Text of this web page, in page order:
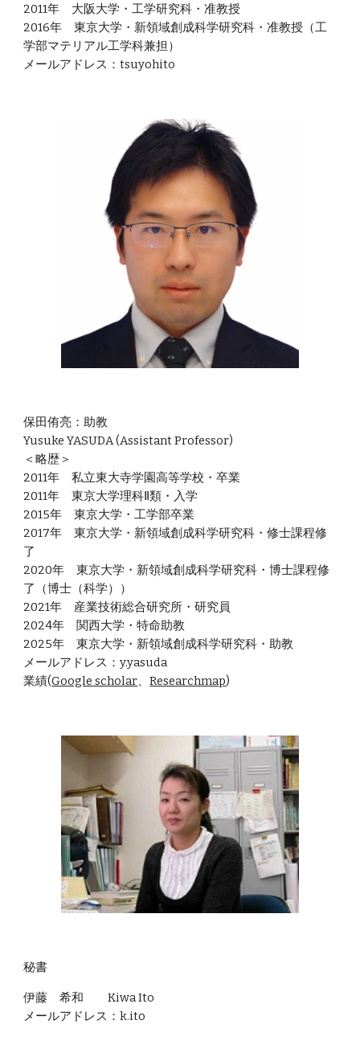
2011年 大阪大学・工学研究科・准教授
2016年 東京大学・新領域創成科学研究科・准教授（工
学部マテリアル工学科兼担 ）
メールアドレス：tsuyohito
保田侑亮 ：助教
Yusuke YASUDA (Assistant Professor)
＜略歴＞
2011年 私立東大寺学園高等学校・卒業
2011年 東京大学理科Ⅱ類・入学
2015年 東京大学・工学部卒業
2017年 東京大学・新領域創成科学研究科・修士課程修
了
2020年 東京大学・新領域創成科学研究科・博士課程修
了（博士（科学））
2021年 産業技術総合研究所・研究員
2024年 関西大学・特命助教
2025年 東京大学・新領域創成科学研究科・助教
メールアドレス：y.yasuda
業績(Google scholar、Researchmap)
秘書
伊藤 希和 Kiwa Ito
メールアドレス：k.ito